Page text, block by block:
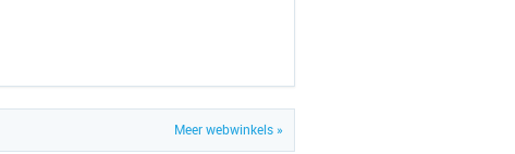
Meer webwinkels »